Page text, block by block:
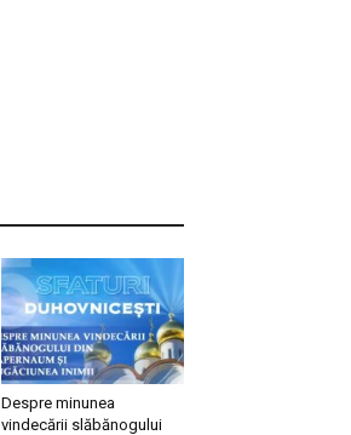
Despre minunea
vindecării slăbănogului